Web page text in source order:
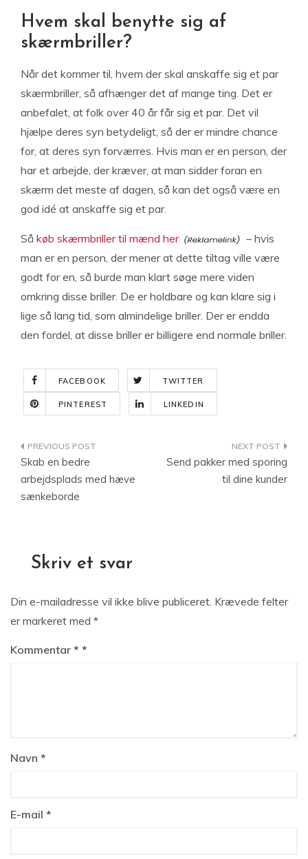
Hvem skal benytte sig af
skærmbriller?
Når det kommer til, hvem der skal anskaffe sig et par
skærmbriller, så afhænger det af mange ting. Det er
anbefalet, at folk over 40 år får sig et par. Det vil
hjælpe deres syn betydeligt, så der er mindre chance
for, at deres syn forværres. Hvis man er en person, der
har et arbejde, der kræver, at man sidder foran en
skærm det meste af dagen, så kan det også være en
god idé at anskaffe sig et par.
Så køb skærmbriller til mænd her
– hvis
man er en person, der mener at dette tiltag ville være
godt for en, så burde man klart søge mere viden
omkring disse briller. De er holdbare og kan klare sig i
lige så lang tid, som almindelige briller. Der er endda
den fordel, at disse briller er billigere end normale briller.
FACEBOOK TWITTER
PINTEREST LINKEDIN
Indlægsnavigation
Skab en bedre
arbejdsplads med hæve
sænkeborde
Send pakker med sporing
til dine kunder
Skriv et svar
Din e-mailadresse vil ikke blive publiceret. Krævede felter
er markeret med *
Kommentar *
Navn *
E-mail *